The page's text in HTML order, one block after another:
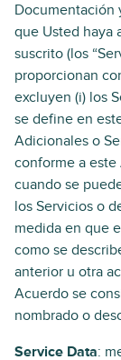
Documentación
que Usted haya
suscrito (los
proporcionan
excluyen (i) los
se define en
Adicionales o
conforme a este
cuando se
los Servicios o
medida en que
como se
anterior u otra
Acuerdo se
nombrado o
Service Data: